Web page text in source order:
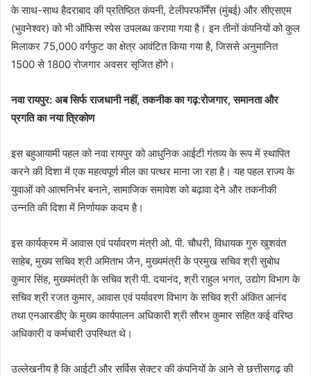
के साथ-साथ हैदराबाद की प्रतिष्ठित कंपनी, टेलीपरफॉर्मेंस (मुंबई) और सीएसएम
(भुवनेश्वर) को भी ऑफिस स्पेस उपलब्ध कराया गया है। इन तीनों कंपनियों को कुल
मिलाकर 75,000 वर्गफुट का क्षेत्र आवंटित किया गया है, जिससे अनुमानित
1500 से 1800 रोजगार अवसर सृजित होंगे।
नवा रायपुर: अब सिर्फ राजधानी नहीं, तकनीक का गढ़:रोजगार, समानता और
प्रगति का नया त्रिकोण
इस बहुआयामी पहल को नवा रायपुर को आधुनिक आईटी गंतव्य के रूप में स्थापित
करने की दिशा में एक महत्वपूर्ण मील का पत्थर माना जा रहा है। यह पहल राज्य के
युवाओं को आत्मनिर्भर बनाने, सामाजिक समावेश को बढ़ावा देने और तकनीकी
उन्नति की दिशा में निर्णायक कदम है।
इस कार्यक्रम में आवास एवं पर्यावरण मंत्री ओ. पी. चौधरी, विधायक गुरु खुशवंत
साहेब, मुख्य सचिव श्री अमिताभ जैन, मुख्यमंत्री के प्रमुख सचिव श्री सुबोध
कुमार सिंह, मुख्यमंत्री के सचिव श्री पी. दयानंद, श्री राहुल भगत, उद्योग विभाग के
सचिव श्री रजत कुमार, आवास एवं पर्यावरण विभाग के सचिव श्री अंकित आनंद
तथा एनआरडीए के मुख्य कार्यपालन अधिकारी श्री सौरभ कुमार सहित कई वरिष्ठ
अधिकारी व कर्मचारी उपस्थित थे।
उल्लेखनीय है कि आईटी और सर्विस सेक्टर की कंपनियों के आने से छत्तीसगढ़ की